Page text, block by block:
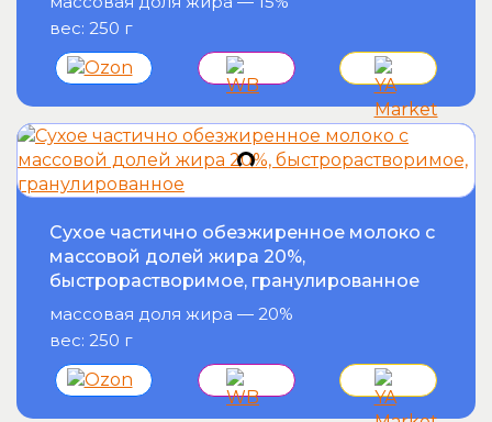
вес: 250 г
Сухое частично обезжиренное молоко с
массовой долей жира 20%,
быстрорастворимое, гранулированное
массовая доля жира — 20%
вес: 250 г